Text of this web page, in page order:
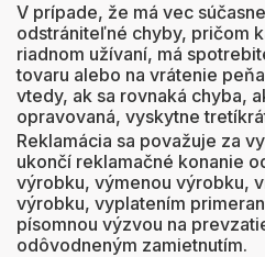
V prípade, že má vec
odstrániteľné chyby, pričom
riadnom užívaní, má
tovaru alebo na vrátenie
vtedy, ak sa rovnaká chyba,
opravovaná, vyskytne
Reklamácia sa považuje za
ukončí reklamačné konanie
výrobku, výmenou výrobku,
výrobku, vyplatením
písomnou výzvou na
odôvodneným zamietnutím.